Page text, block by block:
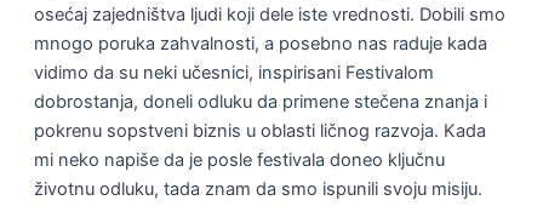
osećaj zajedništva ljudi koji dele iste vrednosti. Dobili smo
mnogo poruka zahvalnosti, a posebno nas raduje kada
vidimo da su neki učesnici, inspirisani Festivalom
dobrostanja, doneli odluku da primene stečena znanja i
pokrenu sopstveni biznis u oblasti ličnog razvoja. Kada
mi neko napiše da je posle festivala doneo ključnu
životnu odluku, tada znam da smo ispunili svoju misiju.